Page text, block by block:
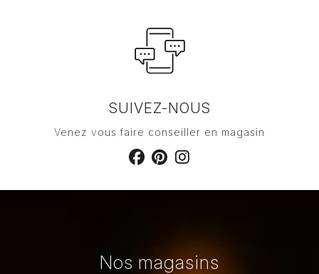
SUIVEZ-NOUS
Venez vous faire conseiller en magasin
Nos magasins